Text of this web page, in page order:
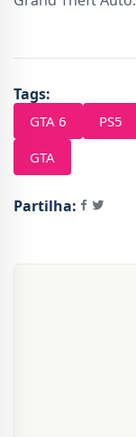
Tags:
GTA 6 PS5
GTA
Partilha: